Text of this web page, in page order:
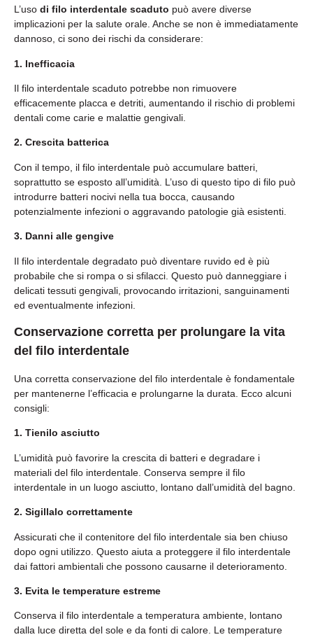
L’uso di filo interdentale scaduto può avere diverse
implicazioni per la salute orale. Anche se non è immediatamente
dannoso, ci sono dei rischi da considerare:
1. Inefficacia
Il filo interdentale scaduto potrebbe non rimuovere
efficacemente placca e detriti, aumentando il rischio di problemi
dentali come carie e malattie gengivali.
2. Crescita batterica
Con il tempo, il filo interdentale può accumulare batteri,
soprattutto se esposto all’umidità. L’uso di questo tipo di filo può
introdurre batteri nocivi nella tua bocca, causando
potenzialmente infezioni o aggravando patologie già esistenti.
3. Danni alle gengive
Il filo interdentale degradato può diventare ruvido ed è più
probabile che si rompa o si sfilacci. Questo può danneggiare i
delicati tessuti gengivali, provocando irritazioni, sanguinamenti
ed eventualmente infezioni.
Conservazione corretta per prolungare la vita
del filo interdentale
Una corretta conservazione del filo interdentale è fondamentale
per mantenerne l’efficacia e prolungarne la durata. Ecco alcuni
consigli:
1. Tienilo asciutto
L’umidità può favorire la crescita di batteri e degradare i
materiali del filo interdentale. Conserva sempre il filo
interdentale in un luogo asciutto, lontano dall’umidità del bagno.
2. Sigillalo correttamente
Assicurati che il contenitore del filo interdentale sia ben chiuso
dopo ogni utilizzo. Questo aiuta a proteggere il filo interdentale
dai fattori ambientali che possono causarne il deterioramento.
3. Evita le temperature estreme
Conserva il filo interdentale a temperatura ambiente, lontano
dalla luce diretta del sole e da fonti di calore. Le temperature